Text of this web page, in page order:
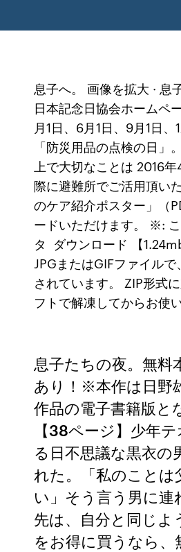
息子へ。 画像を拡大 · 息
日本記念日協会ホームペ
月1日、6月1日、9月1日
「防災用品の点検の日」
上で大切なことは 2016
際に避難所でご活用頂い
のケア紹介ポスター」（
ードいただけます。 ※:
タ ダウンロード 【
JPGまたはGIFファイル
されています。 ZIP形式
フトで解凍してからお使
息子たちの夜。無料
あり！※本作は日野
作品の電子書籍版と
【38ページ】少年
る日不思議な黒衣の
れた。「私のことは
い」そう言う男に連
先は、自分と同じよ
をお得に買うなら、